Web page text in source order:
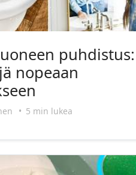
puhdistus:
nopeaan
• 5 min lukea